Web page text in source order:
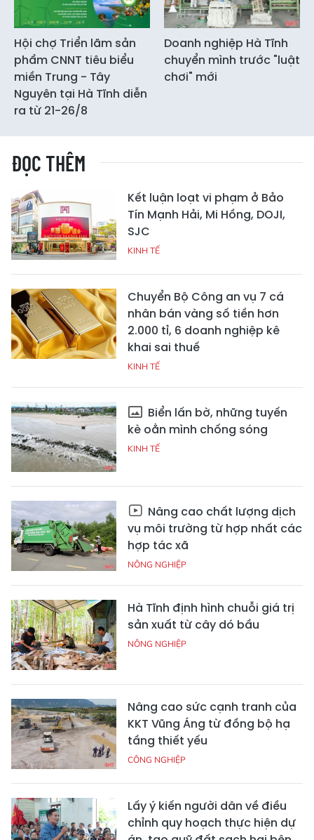
Hội chợ Triển lãm sản
phẩm CNNT tiêu biểu
miền Trung - Tây
Nguyên tại Hà Tĩnh diễn
ra từ 21-26/8
Doanh nghiệp Hà Tĩnh
chuyển mình trước "luật
chơi" mới
ĐỌC THÊM
Kết luận loạt vi phạm ở Bảo
Tín Mạnh Hải, Mi Hồng, DOJI,
SJC
KINH TẾ
Chuyển Bộ Công an vụ 7 cá
nhân bán vàng số tiền hơn
2.000 tỉ, 6 doanh nghiệp kê
khai sai thuế
KINH TẾ
Biển lấn bờ, những tuyến
kè oằn mình chống sóng
KINH TẾ
Nâng cao chất lượng dịch
vụ môi trường từ hợp nhất các
hợp tác xã
NÔNG NGHIỆP
Hà Tĩnh định hình chuỗi giá trị
sản xuất từ cây dó bầu
NÔNG NGHIỆP
Nâng cao sức cạnh tranh của
KKT Vũng Áng từ đồng bộ hạ
tầng thiết yếu
CÔNG NGHIỆP
Lấy ý kiến người dân về điều
chỉnh quy hoạch thực hiện dự